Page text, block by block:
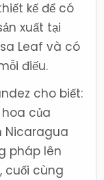
kế để có
xuất tại
Leaf và có
điếu.
cho biết:
của
Nicaragua
pháp lên
cuối cùng